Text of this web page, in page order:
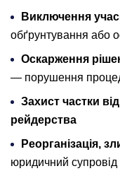
Виключення
обґрунтування або
Оскарження
— порушення
Захист частки
рейдерства
Реорганізація,
юридичний